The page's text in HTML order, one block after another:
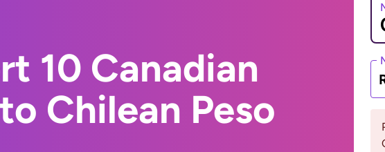
10 Canadian
Chilean Peso